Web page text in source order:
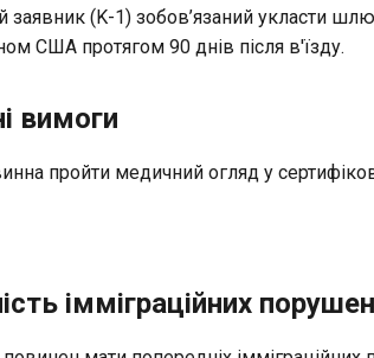
(K-1) зобов’язаний укласти
США протягом 90 днів після в'їзду.
вимоги
пройти медичний огляд у
імміграційних